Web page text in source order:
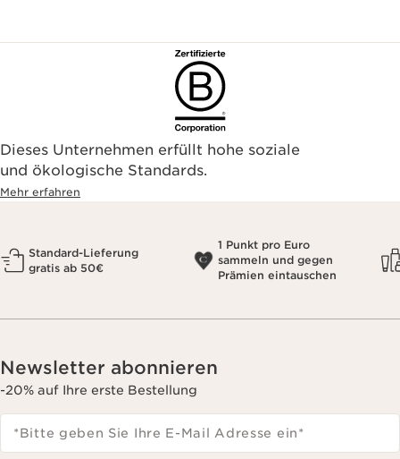
Dieses Unternehmen erfüllt hohe soziale
und ökologische Standards.
Mehr erfahren
Standard-Lieferung
gratis ab 50€
1 Punkt pro Euro
sammeln und gegen
Prämien eintauschen
Newsletter abonnieren
-20% auf Ihre erste Bestellung
*Bitte geben Sie Ihre E-Mail Adresse ein*